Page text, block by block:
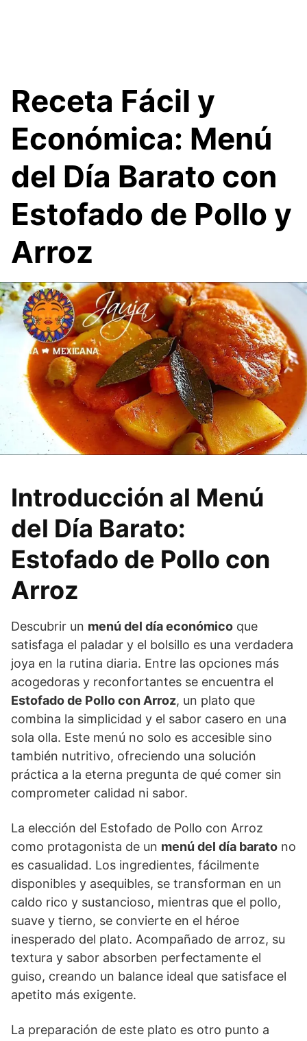
Receta Fácil y
Económica: Menú
del Día Barato con
Estofado de Pollo y
Arroz
Introducción al Menú
del Día Barato:
Estofado de Pollo con
Arroz
Descubrir un menú del día económico que
satisfaga el paladar y el bolsillo es una verdadera
joya en la rutina diaria. Entre las opciones más
acogedoras y reconfortantes se encuentra el
Estofado de Pollo con Arroz, un plato que
combina la simplicidad y el sabor casero en una
sola olla. Este menú no solo es accesible sino
también nutritivo, ofreciendo una solución
práctica a la eterna pregunta de qué comer sin
comprometer calidad ni sabor.
La elección del Estofado de Pollo con Arroz
como protagonista de un menú del día barato no
es casualidad. Los ingredientes, fácilmente
disponibles y asequibles, se transforman en un
caldo rico y sustancioso, mientras que el pollo,
suave y tierno, se convierte en el héroe
inesperado del plato. Acompañado de arroz, su
textura y sabor absorben perfectamente el
guiso, creando un balance ideal que satisface el
apetito más exigente.
La preparación de este plato es otro punto a